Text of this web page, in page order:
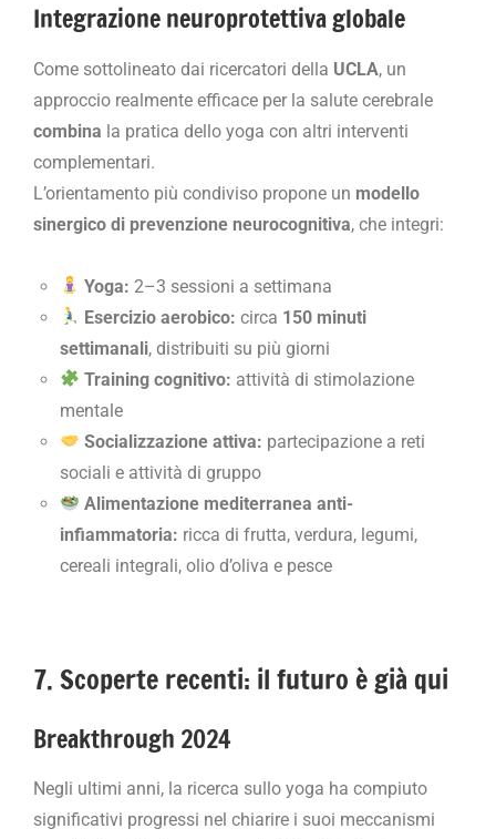
Integrazione neuroprotettiva globale
Come sottolineato dai ricercatori della UCLA, un
approccio realmente efficace per la salute cerebrale
combina la pratica dello yoga con altri interventi
complementari.
L’orientamento più condiviso propone un modello
sinergico di prevenzione neurocognitiva, che integri:
Yoga: 2–3 sessioni a settimana
Esercizio aerobico: circa 150 minuti
settimanali, distribuiti su più giorni
Training cognitivo: attività di stimolazione
mentale
Socializzazione attiva: partecipazione a reti
sociali e attività di gruppo
Alimentazione mediterranea anti-
infiammatoria: ricca di frutta, verdura, legumi,
cereali integrali, olio d’oliva e pesce
7. Scoperte recenti: il futuro è già qui
Breakthrough 2024
Negli ultimi anni, la ricerca sullo yoga ha compiuto
significativi progressi nel chiarire i suoi meccanismi